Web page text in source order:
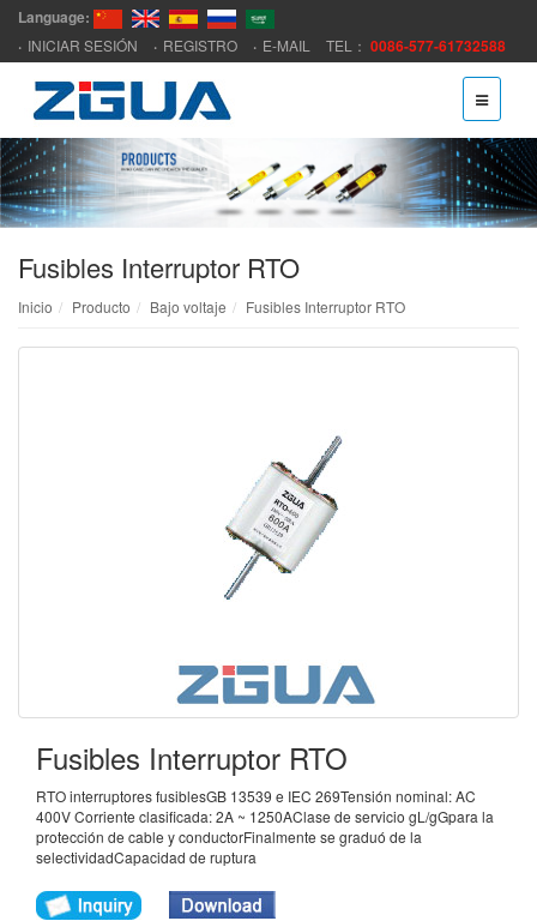
Language:
INICIAR SESIÓN REGISTRO E-MAIL TEL： 0086-577-61732588
Fusibles Interruptor RTO
Inicio Producto Bajo voltaje Fusibles Interruptor RTO
Fusibles Interruptor RTO
RTO interruptores fusiblesGB 13539 e IEC 269Tensión nominal: AC
400V Corriente clasificada: 2A ~ 1250AClase de servicio gL/gGpara la
protección de cable y conductorFinalmente se graduó de la
selectividadCapacidad de ruptura